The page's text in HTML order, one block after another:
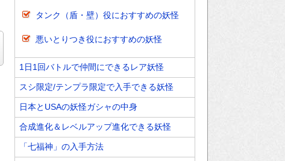
タンク（盾・壁）役におすすめの妖怪
悪いとりつき役におすすめの妖怪
1日1回バトルで仲間にできるレア妖怪
スシ限定/テンプラ限定で入手できる妖怪
日本とUSAの妖怪ガシャの中身
合成進化＆レベルアップ進化できる妖怪
「七福神」の入手方法